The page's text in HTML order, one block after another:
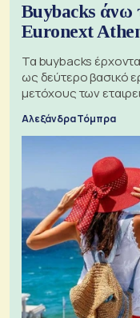
Buybacks άνω
Euronext
Τα buybacks
ως δεύτερο βασικό
μετόχους των
Αλεξάνδρα Τόμπρα